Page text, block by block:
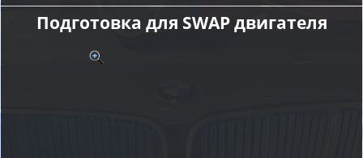
Подготовка для SWAP двигателя